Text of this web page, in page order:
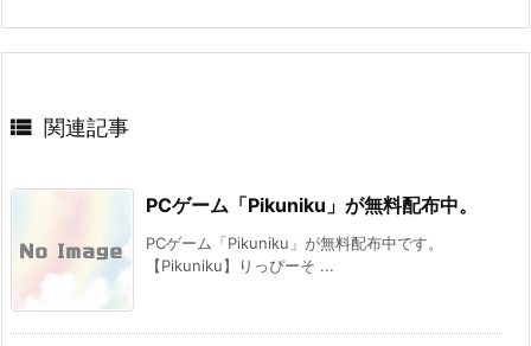
 関連記事
PCゲーム「Pikuniku」が無料配布中。
PCゲーム「Pikuniku」が無料配布中です。
【Pikuniku】りっぴーそ ...